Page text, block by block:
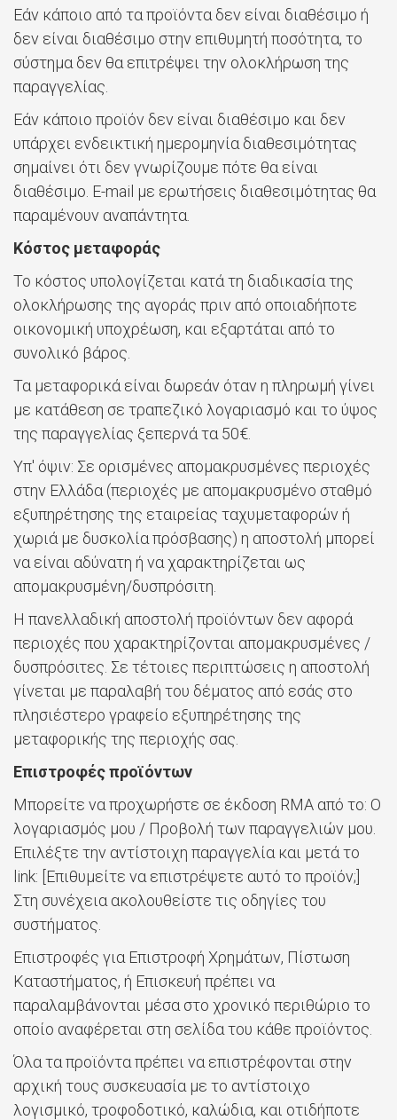
Εάν κάποιο από τα προϊόντα δεν είναι διαθέσιμο ή
δεν είναι διαθέσιμο στην επιθυμητή ποσότητα, το
σύστημα δεν θα επιτρέψει την ολοκλήρωση της
παραγγελίας.
Εάν κάποιο προϊόν δεν είναι διαθέσιμο και δεν
υπάρχει ενδεικτική ημερομηνία διαθεσιμότητας
σημαίνει ότι δεν γνωρίζουμε πότε θα είναι
διαθέσιμο. E-mail με ερωτήσεις διαθεσιμότητας θα
παραμένουν αναπάντητα.
Κόστος μεταφοράς
Το κόστος υπολογίζεται κατά τη διαδικασία της
ολοκλήρωσης της αγοράς πριν από οποιαδήποτε
οικονομική υποχρέωση, και εξαρτάται από το
συνολικό βάρος.
Τα μεταφορικά είναι δωρεάν όταν η πληρωμή γίνει
με κατάθεση σε τραπεζικό λογαριασμό και το ύψος
της παραγγελίας ξεπερνά τα 50€.
Υπ' όψιν: Σε ορισμένες απομακρυσμένες περιοχές
στην Ελλάδα (περιοχές με απομακρυσμένο σταθμό
εξυπηρέτησης της εταιρείας ταχυμεταφορών ή
χωριά με δυσκολία πρόσβασης) η αποστολή μπορεί
να είναι αδύνατη ή να χαρακτηρίζεται ως
απομακρυσμένη/δυσπρόσιτη.
Η πανελλαδική αποστολή προϊόντων δεν αφορά
περιοχές που χαρακτηρίζονται απομακρυσμένες /
δυσπρόσιτες. Σε τέτοιες περιπτώσεις η αποστολή
γίνεται με παραλαβή του δέματος από εσάς στο
πλησιέστερο γραφείο εξυπηρέτησης της
μεταφορικής της περιοχής σας.
Επιστροφές προϊόντων
Μπορείτε να προχωρήστε σε έκδοση RMA από το: Ο
λογαριασμός μου / Προβολή των παραγγελιών μου.
Επιλέξτε την αντίστοιχη παραγγελία και μετά το
link: [Επιθυμείτε να επιστρέψετε αυτό το προϊόν;]
Στη συνέχεια ακολουθείστε τις οδηγίες του
συστήματος.
Επιστροφές για Επιστροφή Χρημάτων, Πίστωση
Καταστήματος, ή Επισκευή πρέπει να
παραλαμβάνονται μέσα στο χρονικό περιθώριο το
οποίο αναφέρεται στη σελίδα του κάθε προϊόντος.
Όλα τα προϊόντα πρέπει να επιστρέφονται στην
αρχική τους συσκευασία με το αντίστοιχο
λογισμικό, τροφοδοτικό, καλώδια, και οτιδήποτε